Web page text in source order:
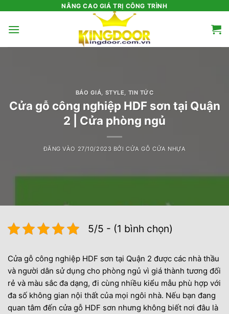
nội
NÂNG CAO GIÁ TRỊ CÔNG TRÌNH
BÁO GIÁ STYLE TIN TỨC
Cửa gỗ công nghiệp HDF sơn tại Quận
2 | Cửa phòng ngủ
ĐĂNG VÀO 27/10/2023 BỞICỬA GỖ CỬA NHỰA
5/5 - (1 bình chọn)
Cửa gỗ công nghiệp HDF sơn tại Quận 2 được các nhà thầu
và người dân sử dụng cho phòng ngủ vì giá thành tương đối
rẻ và màu sắc đa dạng, đi cùng nhiều kiểu mẫu phù hợp với
đa số không gian nội thất của mọi ngôi nhà. Nếu bạn đang
quan tâm đến cửa gỗ HDF sơn nhưng không biết nơi đâu là